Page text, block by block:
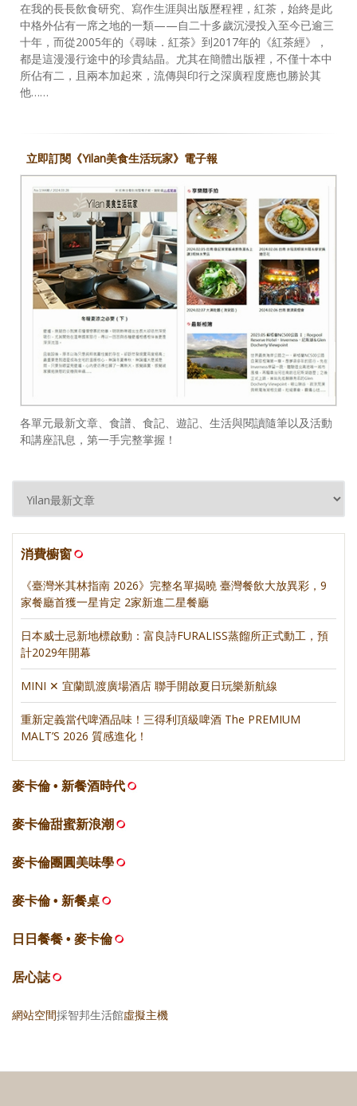
在我的長長飲食研究、寫作生涯與出版歷程裡，紅茶，始終是此
中格外佔有一席之地的一類——自二十多歲沉浸投入至今已逾三
十年，而從2005年的《尋味．紅茶》到2017年的《紅茶經》，
都是這漫漫行途中的珍貴結晶。尤其在簡體出版裡，不僅十本中
所佔有二，且兩本加起來，流傳與印行之深廣程度應也勝於其
他……
立即訂閱《Yilan美食生活玩家》電子報
各單元最新文章、食譜、食記、遊記、生活與閱讀隨筆以及活動
和講座訊息，第一手完整掌握！
消費櫥窗
《臺灣米其林指南 2026》完整名單揭曉 臺灣餐飲大放異彩，9
家餐廳首獲一星肯定 2家新進二星餐廳
日本威士忌新地標啟動：富良詩FURALISS蒸餾所正式動工，預
計2029年開幕
MINI ✕ 宜蘭凱渡廣場酒店 聯手開啟夏日玩樂新航線
重新定義當代啤酒品味！三得利頂級啤酒 The PREMIUM
MALT’S 2026 質感進化！
麥卡倫 • 新餐酒時代
麥卡倫甜蜜新浪潮
麥卡倫團圓美味學
麥卡倫 • 新餐桌
日日餐餐 • 麥卡倫
居心誌
網站空間採智邦生活館虛擬主機